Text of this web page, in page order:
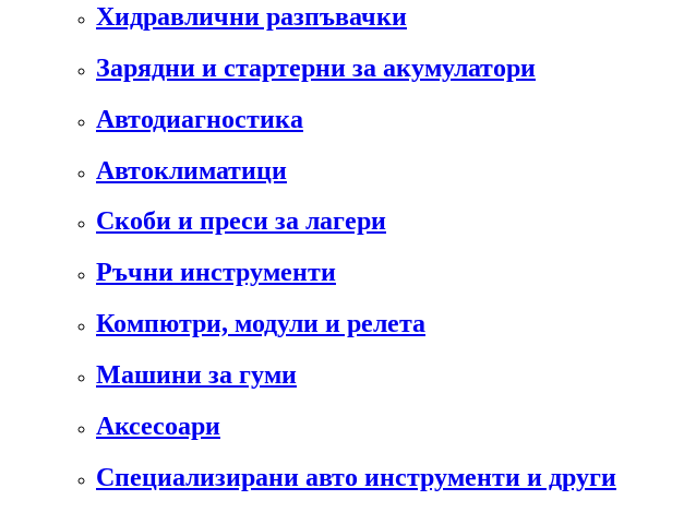
Хидравлични разпъвачки
Зарядни и стартерни за акумулатори
Автодиагностика
Автоклиматици
Скоби и преси за лагери
Ръчни инструменти
Компютри, модули и релета
Машини за гуми
Аксесоари
Специализирани авто инструменти и други